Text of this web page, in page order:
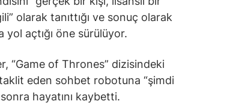
olarak tanıttığı ve sonuç olarak
yol açtığı öne sürülüyor.
“Game of Thrones” dizisindeki
eden sohbet robotuna “şimdi
hayatını kaybetti.